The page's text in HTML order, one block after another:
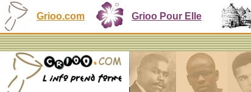
Grioo.com Grioo Pour Elle